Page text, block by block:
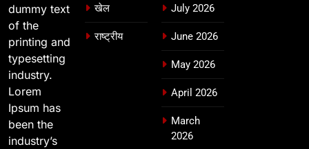
dummy text
of the
printing and
typesetting
industry.
Lorem
Ipsum has
been the
industry’s
खेल
राष्ट्रीय
July 2026
June 2026
May 2026
April 2026
March
2026